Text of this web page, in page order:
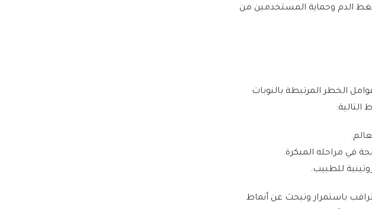
الدم وحماية المستخدمين من
الخطر المرتبطة بالنوبات
في مراحله المبكرة.
للطبيب.
تراقب باستمرار وتبحث عن أنماط